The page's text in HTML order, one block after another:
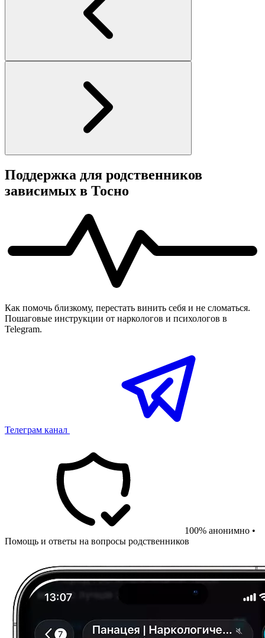
Поддержка для родственников
зависимых в Тосно
Как помочь близкому, перестать винить себя и не сломаться.
Пошаговые инструкции от наркологов и психологов в
Telegram.
Телеграм канал
100% анонимно •
Помощь и ответы на вопросы родственников